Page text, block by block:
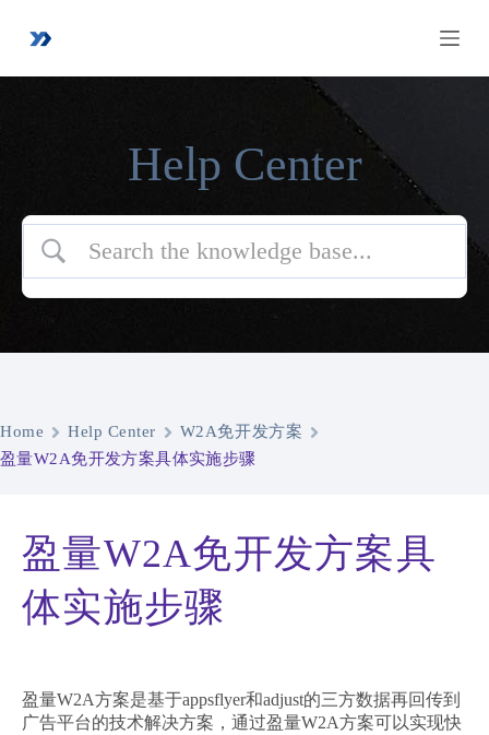
过
Help Center
Home Help Center
W2A免开发方案
盈量W2A免开发方案具体实施步骤
盈量W2A免开发方案具
体实施步骤
盈量W2A方案是基于appsflyer和adjust的三方数据再回传到
广告平台的技术解决方案，通过盈量W2A方案可以实现快